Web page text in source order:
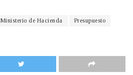
Ministerio de Hacienda Presupuesto